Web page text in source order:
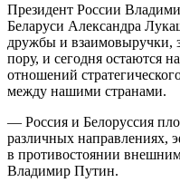
Президент России
Беларуси Александра
дружбы и взаимовыручки,
пору, и сегодня остаются
отношений
между нашими странами.
— Россия и Белоруссия
различных направлениях,
в противостоянии
Владимир Путин.